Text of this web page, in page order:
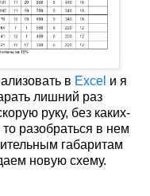
в Excel и я
лишний раз
руку, без каких-
разобраться в нем
габаритам
новую схему.